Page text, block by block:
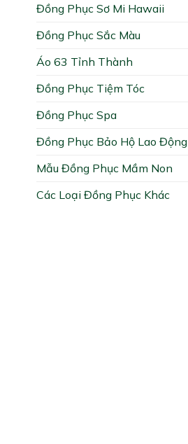
Đồng Phục Sơ Mi Hawaii
Đồng Phục Sắc Màu
Áo 63 Tỉnh Thành
Đồng Phục Tiệm Tóc
Đồng Phục Spa
Đồng Phục Bảo Hộ Lao Động
Mẫu Đồng Phục Mầm Non
Các Loại Đồng Phục Khác